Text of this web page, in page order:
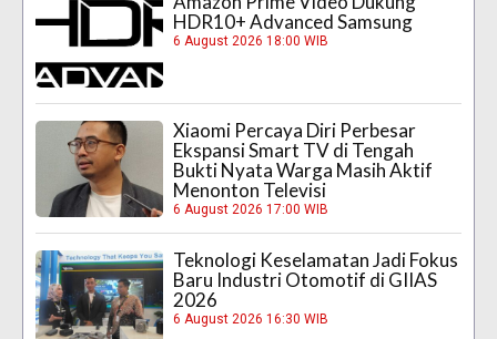
HDR10+ Advanced Samsung
6 August 2026 18:00 WIB
Xiaomi Percaya Diri Perbesar
Ekspansi Smart TV di Tengah
Bukti Nyata Warga Masih Aktif
Menonton Televisi
6 August 2026 17:00 WIB
Teknologi Keselamatan Jadi Fokus
Baru Industri Otomotif di GIIAS
2026
6 August 2026 16:30 WIB